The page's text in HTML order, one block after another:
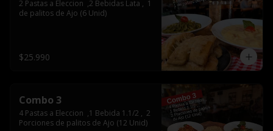
2 Pastas a Eleccion  ,2 Bebidas Lata ,  1
de palitos de Ajo (6 Unid)
$25.990
Combo 3
4 Pastas a Eleccion  ,1 Bebida 1.1/2 ,  2
Porciones de palitos de Ajo (12 Unid)